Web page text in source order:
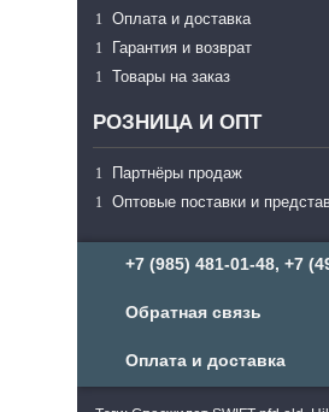
Оплата и доставка
Гарантия и возврат
Товары на заказ
РОЗНИЦА И ОПТ
Партнёры продаж
Оптовые поставки и
+7 (985) 481-01-48, +7
Обратная связь
Оплата и доставка